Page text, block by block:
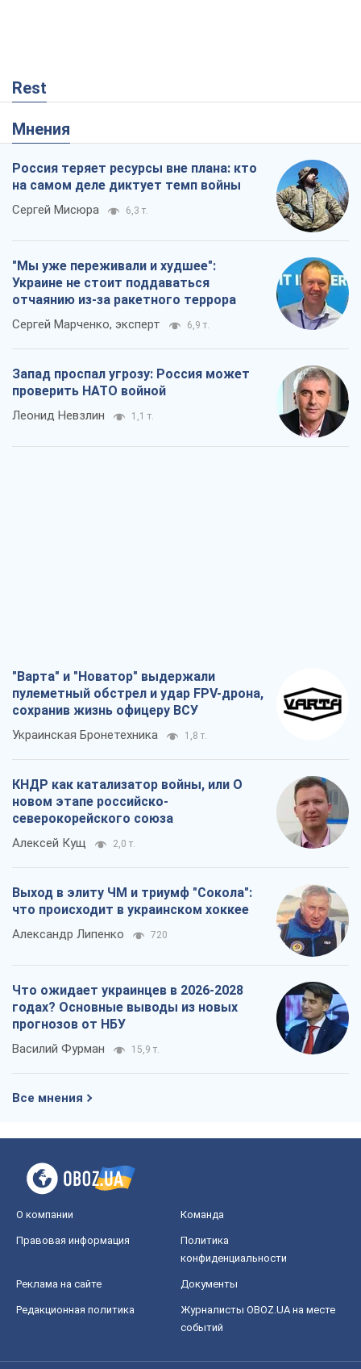
Rest
Мнения
Россия теряет ресурсы вне плана: кто
на самом деле диктует темп войны
Сергей Мисюра 6,3 т.
"Мы уже переживали и худшее":
Украине не стоит поддаваться
отчаянию из-за ракетного террора
Сергей Марченко, эксперт 6,9 т.
Запад проспал угрозу: Россия может
проверить НАТО войной
Леонид Невзлин 1,1 т.
"Варта" и "Новатор" выдержали
пулеметный обстрел и удар FPV-дрона,
сохранив жизнь офицеру ВСУ
Украинская Бронетехника 1,8 т.
КНДР как катализатор войны, или О
новом этапе российско-
северокорейского союза
Алексей Кущ 2,0 т.
Выход в элиту ЧМ и триумф "Сокола":
что происходит в украинском хоккее
Александр Липенко 720
Что ожидает украинцев в 2026-2028
годах? Основные выводы из новых
прогнозов от НБУ
Василий Фурман 15,9 т.
Все мнения
О компании Команда
Правовая информация
Политика
конфиденциальности
Реклама на сайте Документы
Редакционная политика
Журналисты OBOZ.UA на месте
событий